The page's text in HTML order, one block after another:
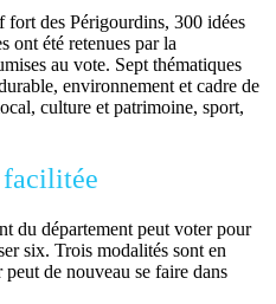
fort des Périgourdins, 300 idées
ont été retenues par la
au vote. Sept thématiques
environnement et cadre de
culture et patrimoine, sport,
facilitée
du département peut voter pour
six. Trois modalités sont en
de nouveau se faire dans